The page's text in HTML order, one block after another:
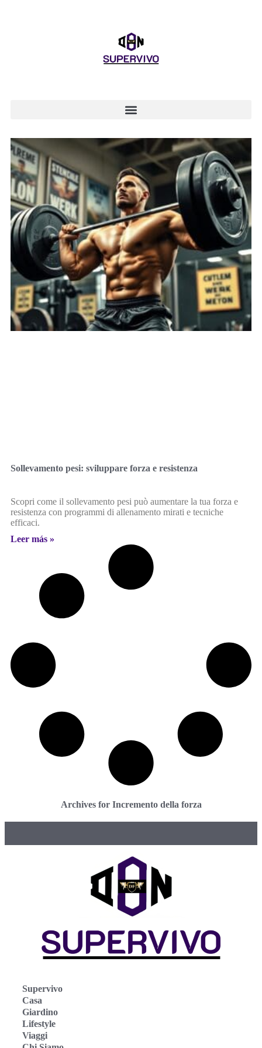
Sollevamento pesi: sviluppare forza e resistenza
Scopri come il sollevamento pesi può aumentare la tua forza e
resistenza con programmi di allenamento mirati e tecniche
efficaci.
Leer más »
Archives for Incremento della forza
Supervivo
Casa
Giardino
Lifestyle
Viaggi